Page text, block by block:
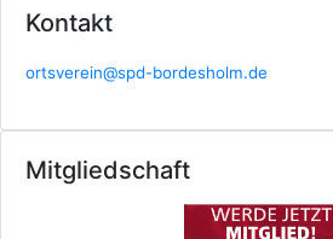
Kontakt
ortsverein@spd-bordesholm.de
Mitgliedschaft